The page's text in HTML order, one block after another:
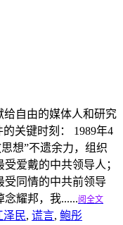
给自由的媒体人和研究
关键时刻： 1989年4
想”不遗余力，组织
爱戴的中共领导人；
受同情的中共前领导
念耀邦，我......阅全文
泽民, 谎言, 鲍彤